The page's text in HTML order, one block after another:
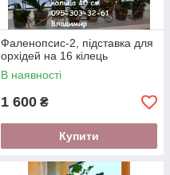
Фаленопсис-2, підставка для
орхідей на 16 кілець
В наявності
1 600 ₴
Купити